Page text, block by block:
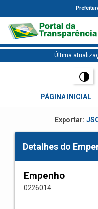
Última
PÁGINA INICIAL
Exportar:
Detalhes do
Empenho
0226014